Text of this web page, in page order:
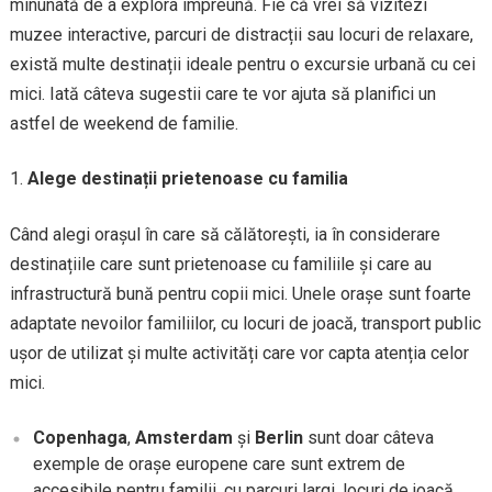
minunată de a explora împreună. Fie că vrei să vizitezi
muzee interactive, parcuri de distracții sau locuri de relaxare,
există multe destinații ideale pentru o excursie urbană cu cei
mici. Iată câteva sugestii care te vor ajuta să planifici un
astfel de weekend de familie.
Alege destinații prietenoase cu familia
Când alegi orașul în care să călătorești, ia în considerare
destinațiile care sunt prietenoase cu familiile și care au
infrastructură bună pentru copii mici. Unele orașe sunt foarte
adaptate nevoilor familiilor, cu locuri de joacă, transport public
ușor de utilizat și multe activități care vor capta atenția celor
mici.
Copenhaga, Amsterdam și Berlinsunt doar câteva
exemple de orașe europene care sunt extrem de